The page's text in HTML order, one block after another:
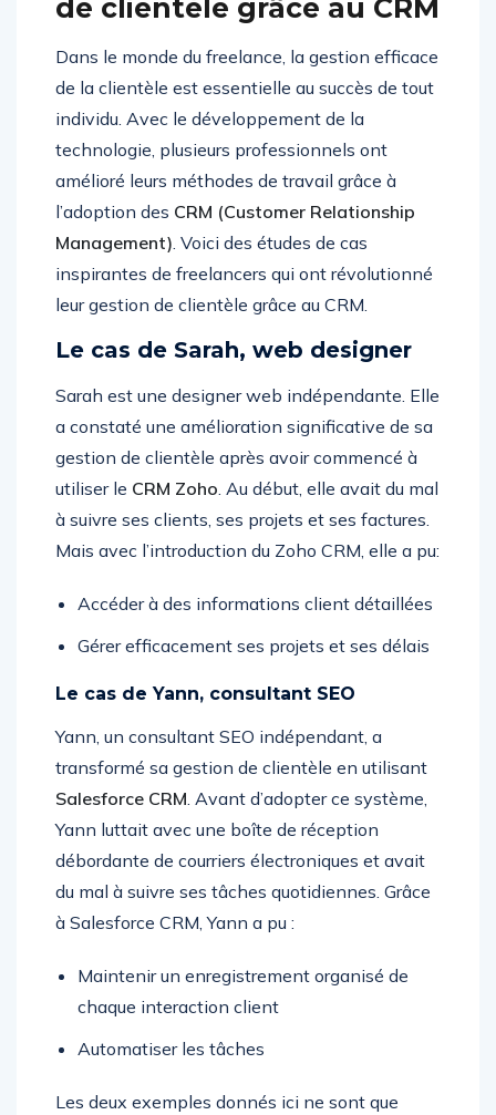
de clientèle grâce au CRM
Dans le monde du freelance, la gestion efficace
de la clientèle est essentielle au succès de tout
individu. Avec le développement de la
technologie, plusieurs professionnels ont
amélioré leurs méthodes de travail grâce à
l’adoption des CRM (Customer Relationship
Management) . Voici des études de cas
inspirantes de freelancers qui ont révolutionné
leur gestion de clientèle grâce au CRM.
Le cas de Sarah, web designer
Sarah est une designer web indépendante. Elle
a constaté une amélioration significative de sa
gestion de clientèle après avoir commencé à
utiliser le CRM Zoho . Au début, elle avait du mal
à suivre ses clients, ses projets et ses factures.
Mais avec l’introduction du Zoho CRM, elle a pu:
Accéder à des informations client détaillées
Gérer efficacement ses projets et ses délais
Le cas de Yann, consultant SEO
Yann, un consultant SEO indépendant, a
transformé sa gestion de clientèle en utilisant
Salesforce CRM . Avant d’adopter ce système,
Yann luttait avec une boîte de réception
débordante de courriers électroniques et avait
du mal à suivre ses tâches quotidiennes. Grâce
à Salesforce CRM, Yann a pu :
Maintenir un enregistrement organisé de
chaque interaction client
Automatiser les tâches
Les deux exemples donnés ici ne sont que